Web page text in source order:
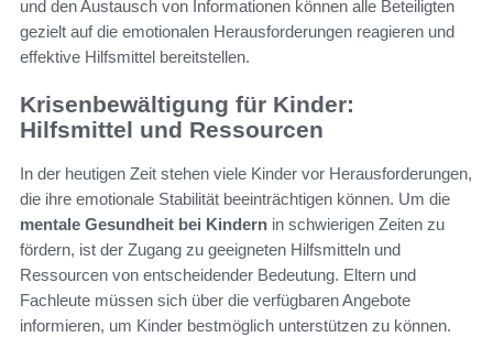
und den Austausch von Informationen können alle Beteiligten
gezielt auf die emotionalen Herausforderungen reagieren und
effektive Hilfsmittel bereitstellen.
Krisenbewältigung für Kinder:
Hilfsmittel und Ressourcen
In der heutigen Zeit stehen viele Kinder vor Herausforderungen,
die ihre emotionale Stabilität beeinträchtigen können. Um die
mentale Gesundheit bei Kindern in schwierigen Zeiten zu
fördern, ist der Zugang zu geeigneten Hilfsmitteln und
Ressourcen von entscheidender Bedeutung. Eltern und
Fachleute müssen sich über die verfügbaren Angebote
informieren, um Kinder bestmöglich unterstützen zu können.